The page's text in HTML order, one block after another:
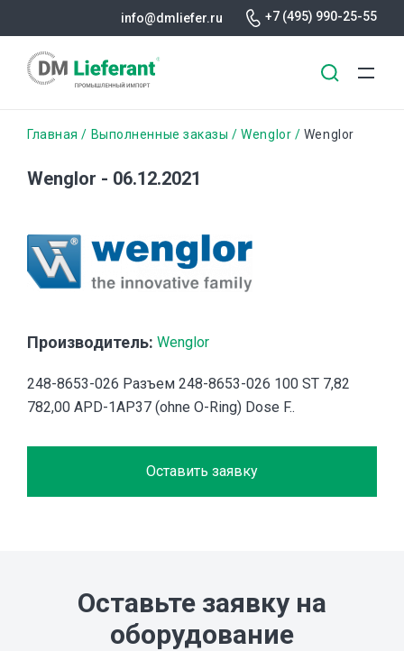
основному
содержанию
info@dmliefer.ru +7 (495) 990-25-55
Строка
навигации
Главная Выполненные заказы Wenglor Wenglor
Wenglor - 06.12.2021
Производитель: Wenglor
248-8653-026 Разъем 248-8653-026 100 ST 7,82
782,00 APD-1AP37 (ohne O-Ring) Dose F..
Оставить заявку
Оставьте заявку на
оборудование